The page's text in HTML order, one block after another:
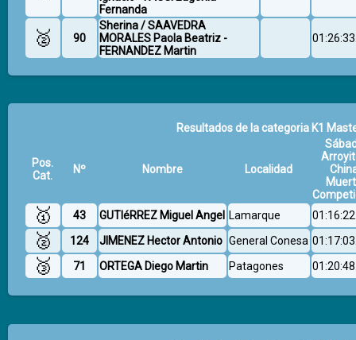
Fernanda
🥈 90
Sherina / SAAVEDRA
MORALES Paola Beatriz -
FERNANDEZ Martin
Resultados de la categoria K1
Pos.
Cat.
Nº Nombre Localidad
🥇 43 GUTIéRREZ Miguel Angel Lamarque
🥈 124 JIMENEZ Hector Antonio General Conesa
🥉 71 ORTEGA Diego Martin Patagones